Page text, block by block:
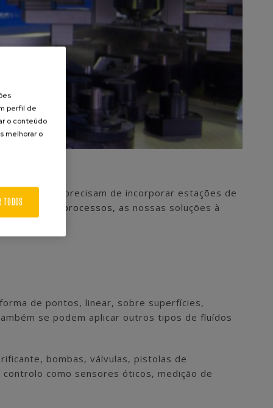
vezes, precisam de incorporar estações de
cabo esses processos, as nossas soluções à
de pontos, linear, sobre superfícies,
se podem aplicar outros tipos de fluídos
bombas, válvulas, pistolas de
como sensores óticos, medição de
perfil de
o conteúdo
melhorar o